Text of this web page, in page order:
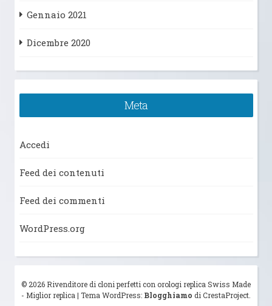
Gennaio 2021
Dicembre 2020
Meta
Accedi
Feed dei contenuti
Feed dei commenti
WordPress.org
© 2026 Rivenditore di cloni perfetti con orologi replica Swiss Made
- Miglior replica | Tema WordPress: Blogghiamo di CrestaProject.